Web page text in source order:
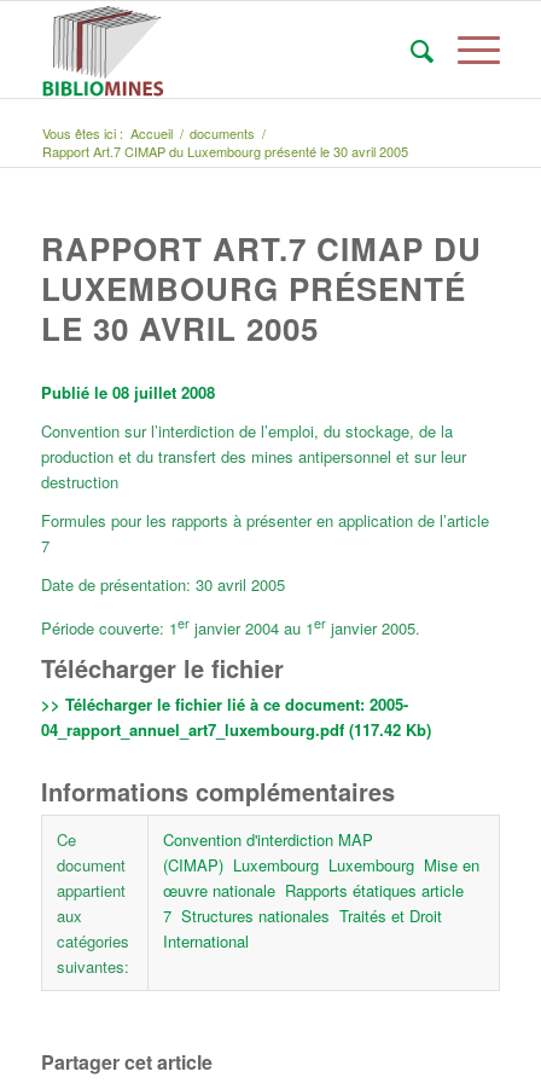
Vous êtes ici : Accueil / documents /
Rapport Art.7 CIMAP du Luxembourg présenté le 30 avril 2005
RAPPORT ART.7 CIMAP DU
LUXEMBOURG PRÉSENTÉ
LE 30 AVRIL 2005
Publié le 08 juillet 2008
Convention sur l’interdiction de l’emploi, du stockage, de la
production et du transfert des mines antipersonnel et sur leur
destruction
Formules pour les rapports à présenter en application de l’article
7
Date de présentation: 30 avril 2005
Période couverte: 1erjanvier 2004 au 1erjanvier 2005.
Télécharger le fichier
>> Télécharger le fichier lié à ce document: 2005-
04_rapport_annuel_art7_luxembourg.pdf (117.42 Kb)
Informations complémentaires
Ce
document
appartient
aux
catégories
suivantes:
Convention d'interdiction MAP
(CIMAP) Luxembourg Luxembourg Mise en
œuvre nationale Rapports étatiques article
7 Structures nationales Traités et Droit
International
Partager cet article